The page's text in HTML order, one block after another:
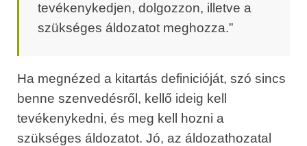
tevékenykedjen, dolgozzon, illetve a
szükséges áldozatot meghozza.”
Ha megnézed a kitartás definicióját, szó sincs
benne szenvedésről, kellő ideig kell
tevékenykedni, és meg kell hozni a
szükséges áldozatot. Jó, az áldozathozatal